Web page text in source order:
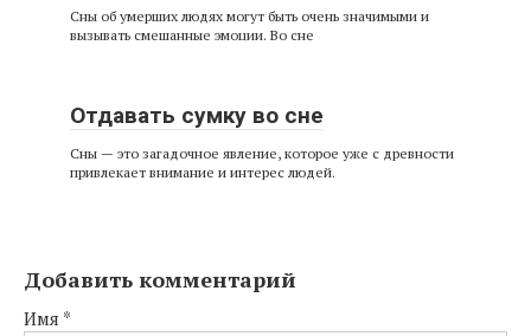
Сны об умерших людях могут быть очень значимыми и
вызывать смешанные эмоции. Во сне
Отдавать сумку во сне
Сны — это загадочное явление, которое уже с древности
привлекает внимание и интерес людей.
Добавить комментарий
Имя *